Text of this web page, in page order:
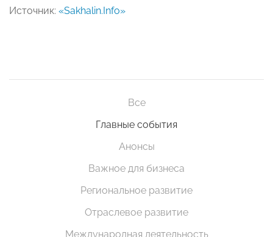
Источник: «Sakhalin.Info»
Все
Главные события
Анонсы
Важное для бизнеса
Региональное развитие
Отраслевое развитие
Международная деятельность